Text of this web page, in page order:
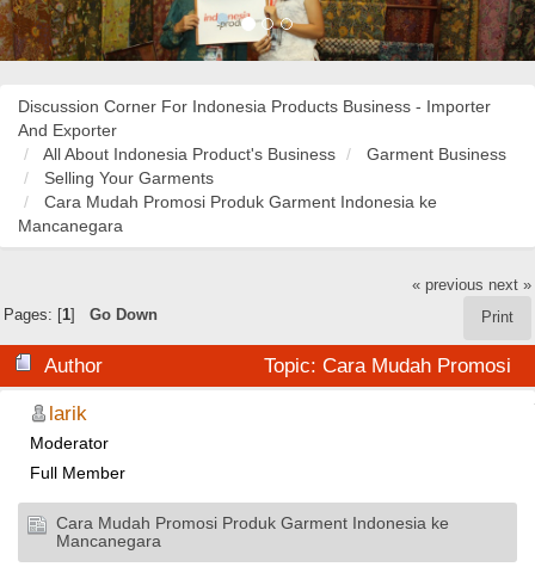
Discussion Corner For Indonesia Products Business - Importer
And Exporter
All About Indonesia Product's Business
Garment Business
Selling Your Garments
Cara Mudah Promosi Produk Garment Indonesia ke
Mancanegara
« previous next »
Print
Pages: [1] Go Down
Author
Topic: Cara Mudah Promosi
Produk Garment Indonesia ke Mancanegara (Read
34446 times)
larik
Moderator
Full Member
Cara Mudah Promosi Produk Garment Indonesia ke
Mancanegara